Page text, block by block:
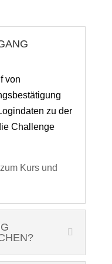
von
zu der
Challenge
Kurs und